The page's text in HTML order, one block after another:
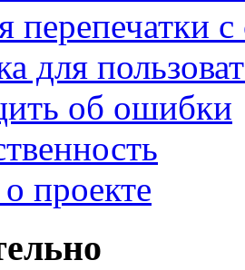
перепечатки с
для
об ошибки
проекте